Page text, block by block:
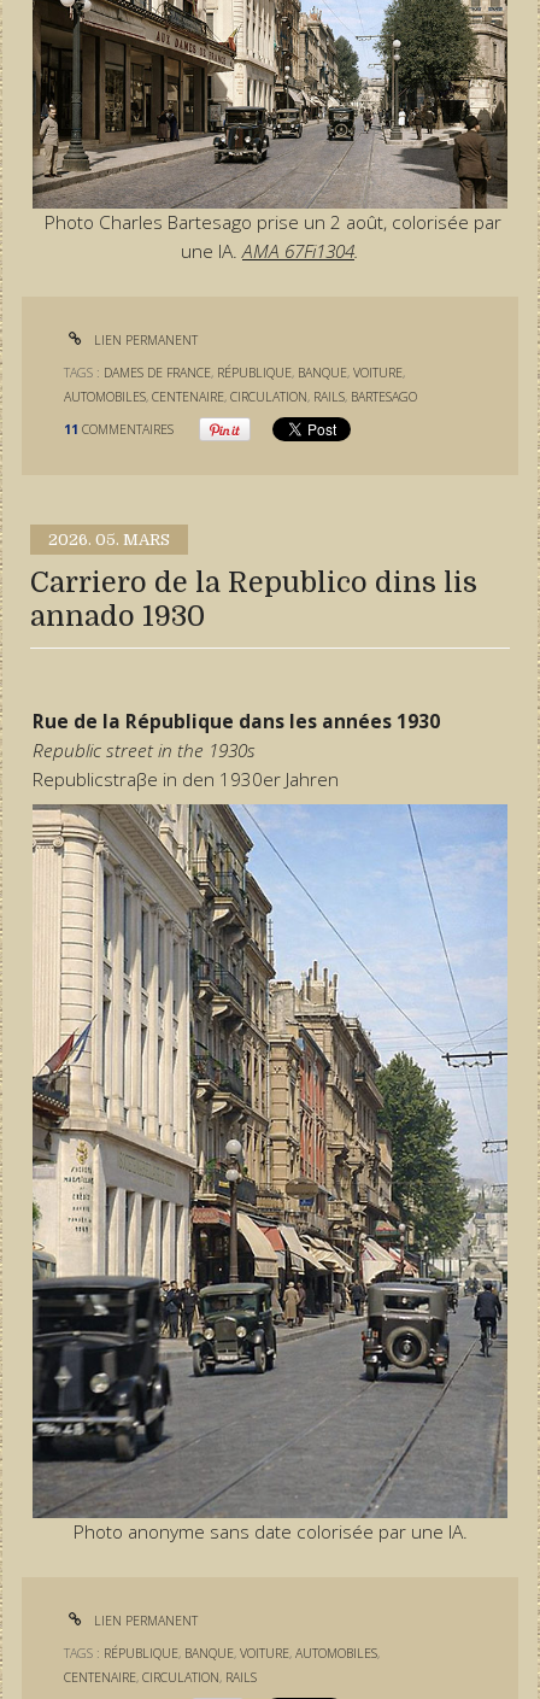
Photo Charles Bartesago prise un 2 août, colorisée par
une IA.AMA 67Fi1304.
LIEN PERMANENT
TAGS : DAMES DE FRANCE, RÉPUBLIQUE, BANQUE,VOITURE,
AUTOMOBILES,CENTENAIRE,CIRCULATION, RAILS, BARTESAGO
11 COMMENTAIRES
2026. 05. MARS
Carriero de la Republico dins lis
annado 1930
Rue de la République dans les années 1930
Republic street in the 1930s
Republicstraβe in den 1930er Jahren
Photo anonyme sans date colorisée par une IA.
LIEN PERMANENT
TAGS : RÉPUBLIQUE, BANQUE,VOITURE,AUTOMOBILES,
CENTENAIRE,CIRCULATION, RAILS